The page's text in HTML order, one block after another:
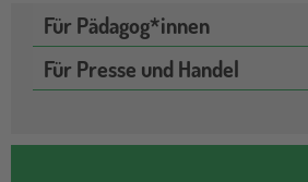
Für Pädagog*innen
Für Presse und Handel